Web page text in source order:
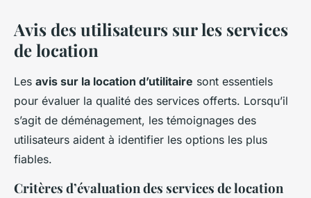
Avis des utilisateurs sur les services
de location
Les avis sur la location d’utilitaire sont essentiels
pour évaluer la qualité des services offerts. Lorsqu’il
s’agit de déménagement, les témoignages des
utilisateurs aident à identifier les options les plus
fiables.
Critères d’évaluation des services de location